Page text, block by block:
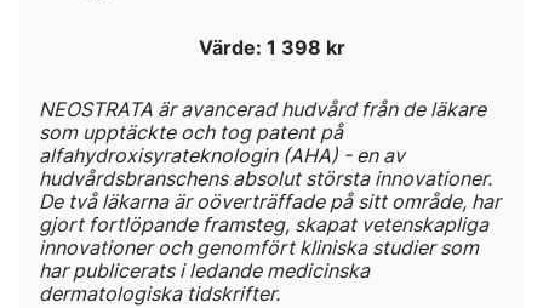
Värde: 1 398 kr
NEOSTRATA är avancerad hudvård från de läkare
som upptäckte och tog patent på
alfahydroxisyrateknologin (AHA) - en av
hudvårdsbranschens absolut största innovationer.
De två läkarna är oöverträffade på sitt område, har
gjort fortlöpande framsteg, skapat vetenskapliga
innovationer och genomfört kliniska studier som
har publicerats i ledande medicinska
dermatologiska tidskrifter.